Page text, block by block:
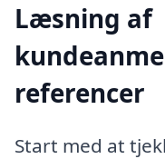
Læsning af
referencer
Start med at